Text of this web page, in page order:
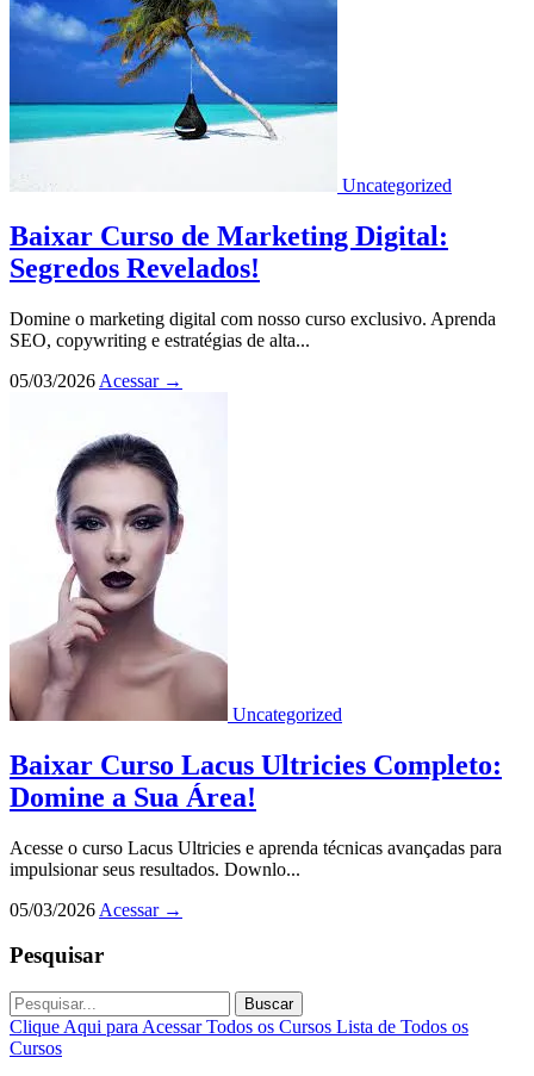
Uncategorized
Baixar Curso de Marketing Digital:
Segredos Revelados!
Domine o marketing digital com nosso curso exclusivo. Aprenda
SEO, copywriting e estratégias de alta...
05/03/2026 Acessar →
Uncategorized
Baixar Curso Lacus Ultricies Completo:
Domine a Sua Área!
Acesse o curso Lacus Ultricies e aprenda técnicas avançadas para
impulsionar seus resultados. Downlo...
05/03/2026 Acessar →
Pesquisar
Buscar
Clique Aqui para Acessar Todos os Cursos Lista de Todos os
Cursos